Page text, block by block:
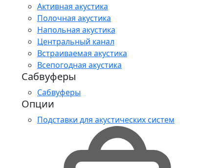
Активная акустика
Полочная акустика
Напольная акустика
Центральный канал
Встраиваемая акустика
Всепогодная акустика
Сабвуферы
Сабвуферы
Опции
Подставки для акустических систем